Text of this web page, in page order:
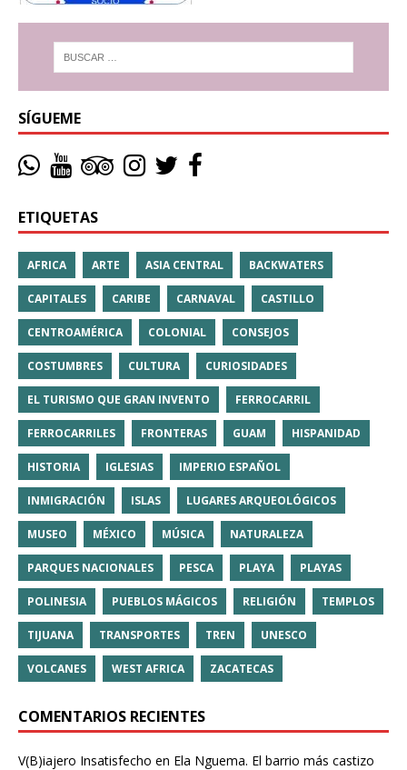
SÍGUEME
ETIQUETAS
AFRICA ARTE ASIA CENTRAL BACKWATERS
CAPITALES CARIBE CARNAVAL CASTILLO
CENTROAMÉRICA COLONIAL CONSEJOS
COSTUMBRES CULTURA CURIOSIDADES
EL TURISMO QUE GRAN INVENTO FERROCARRIL
FERROCARRILES FRONTERAS GUAM HISPANIDAD
HISTORIA IGLESIAS IMPERIO ESPAÑOL
INMIGRACIÓN ISLAS LUGARES ARQUEOLÓGICOS
MUSEO MÉXICO MÚSICA NATURALEZA
PARQUES NACIONALES PESCA PLAYA PLAYAS
POLINESIA PUEBLOS MÁGICOS RELIGIÓN TEMPLOS
TIJUANA TRANSPORTES TREN UNESCO
VOLCANES WEST AFRICA ZACATECAS
COMENTARIOS RECIENTES
V(B)iajero Insatisfecho en Ela Nguema. El barrio más castizo